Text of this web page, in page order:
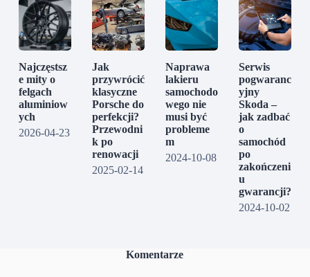
Najczęstsz
e mity o
felgach
aluminiow
ych
2026-04-23
Jak
przywrócić
klasyczne
Porsche do
perfekcji?
Przewodni
k po
renowacji
2025-02-14
Naprawa
lakieru
samochodo
wego nie
musi być
probleme
m
2024-10-08
Serwis
pogwaranc
yjny
Skoda –
jak zadbać
o
samochód
po
zakończeni
u
gwarancji?
2024-10-02
Komentarze